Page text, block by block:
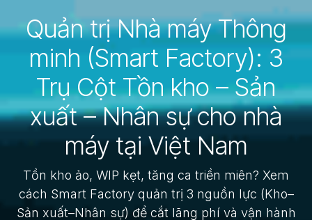
Quản trị Nhà máy Thông
minh (Smart Factory): 3
Trụ Cột Tồn kho – Sản
xuất – Nhân sự cho nhà
máy tại Việt Nam
Tồn kho ảo, WIP kẹt, tăng ca triền miên? Xem
cách Smart Factory quản trị 3 nguồn lực (Kho–
Sản xuất–Nhân sự) để cắt lãng phí và vận hành